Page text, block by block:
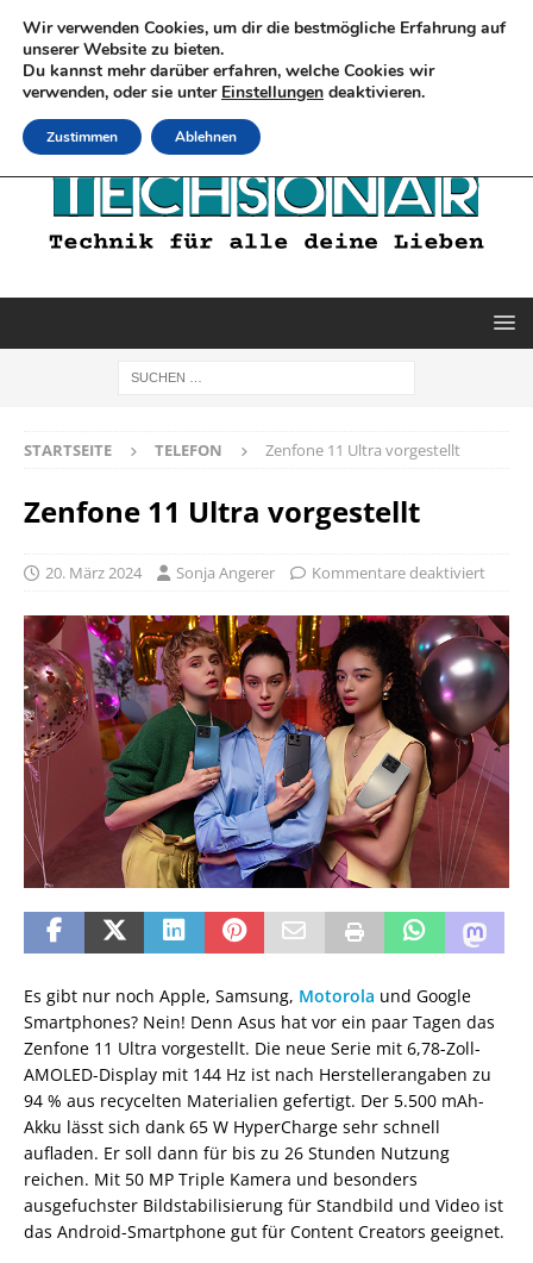
STARTSEITE TELEFON Zenfone 11 Ultra vorgestellt
Zenfone 11 Ultra vorgestellt
20. März 2024 Sonja Angerer Kommentare deaktiviert
Es gibt nur noch Apple, Samsung, Motorola und Google
Smartphones? Nein! Denn Asus hat vor ein paar Tagen das
Zenfone 11 Ultra vorgestellt. Die neue Serie mit 6,78-Zoll-
AMOLED-Display mit 144 Hz ist nach Herstellerangaben zu
94 % aus recycelten Materialien gefertigt. Der 5.500 mAh-
Akku lässt sich dank 65 W HyperCharge sehr schnell
aufladen. Er soll dann für bis zu 26 Stunden Nutzung
reichen. Mit 50 MP Triple Kamera und besonders
ausgefuchster Bildstabilisierung für Standbild und Video ist
das Android-Smartphone gut für Content Creators geeignet.
Wir verwenden Cookies, um dir die bestmögliche Erfahrung auf
unserer Website zu bieten.
Du kannst mehr darüber erfahren, welche Cookies wir
verwenden, oder sie unter Einstellungen deaktivieren.
Zustimmen Ablehnen